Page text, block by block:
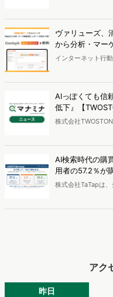
自の大規模生活者
タ集計や広告効果
（Resourceful
を拡充し、放送局
ヴァリューズ、
から分析・マー
「Dockpit AIエ
インターネット行
ィングサービスを
250万人のWeb行
エンジン「Dockpit
析から仮説構築、
「Dockpit AIエージ
AIっぽくても信
低下』【
株式会社
わる担当者を対象
し、結果を公開し
AI検索時代の購
用者の57.2％が
株式会社TaTapは
と、AIで知った商
ました。
アク
昨日